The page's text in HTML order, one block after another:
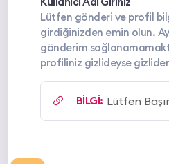
Lütfen gönderi ve profil
girdiğinizden emin olun.
gönderim
profiliniz gizlideyse gizliden
BİLGİ: